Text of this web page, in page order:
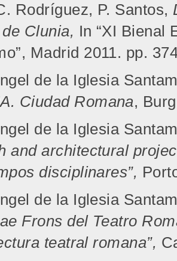
Rodríguez, P. Santos,
Clunia, In “XI Bienal
Madrid 2011. pp.
de la Iglesia
Ciudad Romana,
de la Iglesia
and architectural
disciplinares”,
de la Iglesia
Frons del Teatro
teatral romana”,